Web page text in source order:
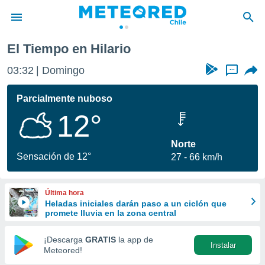
de
por
se
calidad.
a este
las
y
forma
digital
basada
El Tiempo en Hilario
03:32 Domingo ...
Parcialmente nuboso
12°
Sensación de 12°
Norte
27
66 km/h
Última hora
Heladas iniciales darán paso a un ciclón que
promete lluvia en la zona central
¡Descarga GRATIS la app de
Meteored!
Instalar